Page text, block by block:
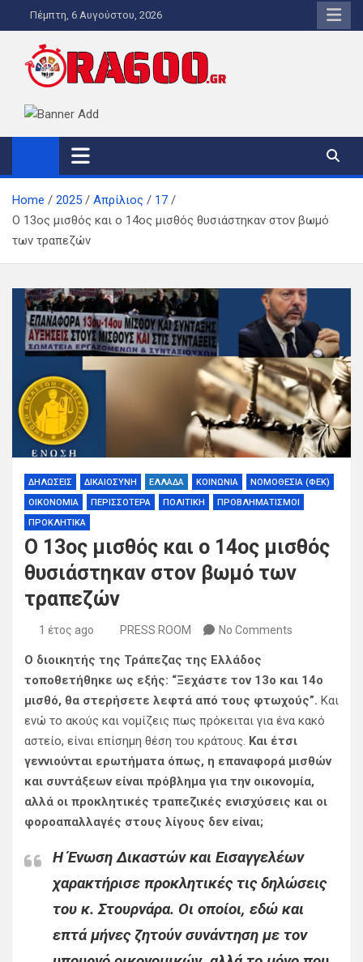
to
content
Πέμπτη, 6 Αυγούστου, 2026
ORA600.GR
Η ΑΛΗΘΙΝΗ ΩΡΑ ΕΝΗΜΕΡΩΣΗΣ
Home 2025 Απρίλιος
17
Ο 13ος μισθός και ο 14ος μισθός θυσιάστηκαν στον βωμό
των τραπεζών
ΔΗΛΩΣΕΙΣ ΔΙΚΑΙΟΣΥΝΗ ΕΛΛΑΔΑ ΚΟΙΝΩΝΙΑ
ΝΟΜΟΘΕΣΙΑ (ΦΕΚ)
ΟΙΚΟΝΟΜΙΑ
ΠΕΡΙΣΣΟΤΕΡΑ ΠΟΛΙΤΙΚΗ
ΠΡΟΒΛΗΜΑΤΙΣΜΟΙ
ΠΡΟΚΛΗΤΙΚΑ
Ο 13ος μισθός και ο 14ος μισθός
θυσιάστηκαν στον βωμό των
τραπεζών
1 έτος ago PRESS ROOM No Comments
Ο διοικητής της Τράπεζας της Ελλάδος
τοποθετήθηκε ως εξής: “Ξεχάστε τον 13ο και 14ο
μισθό, θα στερήσετε λεφτά από τους φτωχούς”. Και
ενώ το ακούς και νομίζεις πως πρόκειται για ένα κακό
αστείο, είναι επίσημη θέση του κράτους. Και έτσι
γεννιούνται ερωτήματα όπως, η επαναφορά μισθών
και συντάξεων είναι πρόβλημα για την οικονομία,
αλλά οι προκλητικές τραπεζικές ενισχύσεις και οι
φοροαπαλλαγές στους λίγους δεν είναι;
Η Ένωση Δικαστών και Εισαγγελέων
χαρακτήρισε προκλητικές τις δηλώσεις
του κ. Στουρνάρα. Οι οποίοι, εδώ και
επτά μήνες ζητούν συνάντηση με τον